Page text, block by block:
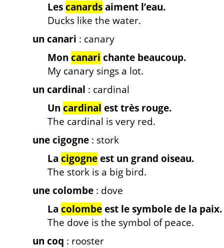
Lescanardsaiment l’eau.
Ducks like the water.
un canari : canary
Mon canari chante beaucoup.
My canary sings a lot.
un cardinal : cardinal
Un cardinal est très rouge.
The cardinal is very red.
une cigogne : stork
La cigogneest un grand oiseau.
The stork is a big bird.
une colombe : dove
La colombeest le symbole de la paix.
The dove is the symbol of peace.
un coq : rooster